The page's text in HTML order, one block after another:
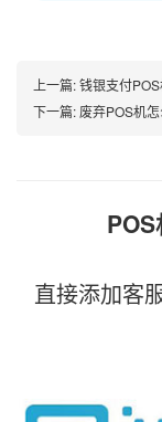
上一篇:钱银支付
下一篇: 废弃POS机
直接添加客